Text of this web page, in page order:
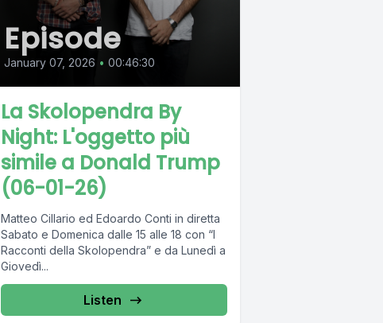
Episode
January 07, 2026 • 00:46:30
La Skolopendra By
Night: L'oggetto più
simile a Donald Trump
(06-01-26)
Matteo Cillario ed Edoardo Conti in diretta
Sabato e Domenica dalle 15 alle 18 con “I
Racconti della Skolopendra” e da Lunedì a
Giovedì...
Listen